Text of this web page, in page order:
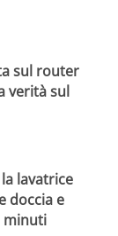
sul router
verità sul
lavatrice
doccia e
minuti